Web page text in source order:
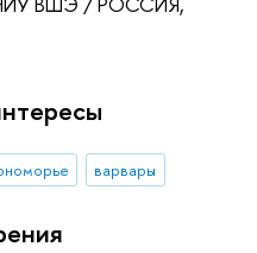
варвары